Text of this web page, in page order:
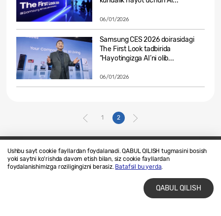
Ushbu sayt cookie fayllardan foydalanadi. QABUL QILISH tugmasini bosish
yoki saytni ko'rishda davom etish bilan, siz cookie fayllardan
foydalanishimizga roziligingizni berasiz. Batafsil bu yerda.
QABUL QILISH
06/01/2026
Samsung CES 2026 doirasidagi
The First Look tadbirida
“Hayotingizga AI’ni olib...
06/01/2026
1 2
Biz bilan bogʻlaning
SAMSUNG.COM